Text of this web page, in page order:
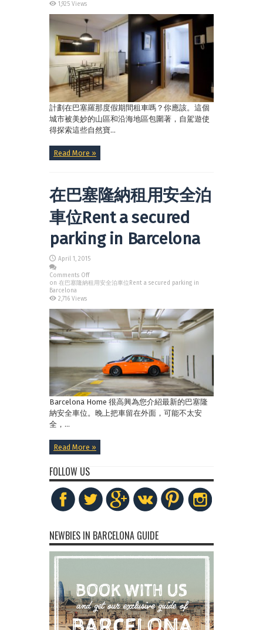
1,925 Views
計劃在巴塞羅那度假期間租車嗎？你應該。這個
城市被美妙的山區和沿海地區包圍著，自駕遊使
得探索這些自然寶...
Read More »
在巴塞隆納租用安全泊
車位Rent a secured
parking in Barcelona
April 1, 2015
Comments Off
on 在巴塞隆納租用安全泊車位Rent a secured parking in
Barcelona
2,716 Views
Barcelona Home 很高興為您介紹最新的巴塞隆
納安全車位。晚上把車留在外面，可能不太安
全，...
Read More »
FOLLOW US
NEWBIES IN BARCELONA GUIDE